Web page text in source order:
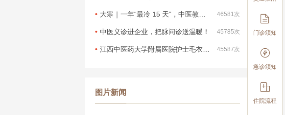
大寒｜一年“最冷 15 天”，中医教你「藏阳 5 招」安稳迎新年 46581次
中医义诊进企业，把脉问诊送温暖！ 45785次
江西中医药大学附属医院护士毛衣采购项目（第二次）招标结果公示 45587次
图片新闻

门诊须知

急诊须知

住院流程